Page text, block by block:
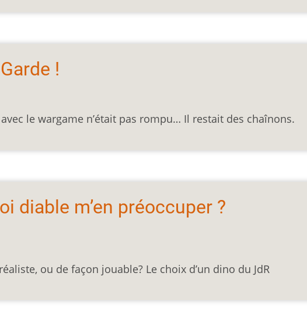
!
le wargame n’était pas rompu… Il restait des chaînons.
diable m’en préoccuper ?
ou de façon jouable? Le choix d’un dino du JdR